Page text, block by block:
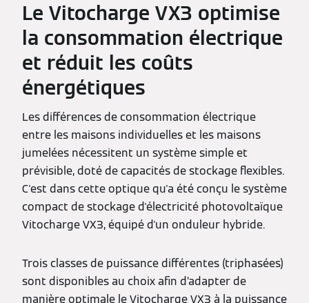
Le Vitocharge VX3 optimise
la consommation électrique
et réduit les coûts
énergétiques
Les différences de consommation électrique
entre les maisons individuelles et les maisons
jumelées nécessitent un système simple et
prévisible, doté de capacités de stockage flexibles.
C'est dans cette optique qu'a été conçu le système
compact de stockage d'électricité photovoltaïque
Vitocharge VX3, équipé d'un onduleur hybride.
Trois classes de puissance différentes (triphasées)
sont disponibles au choix afin d’adapter de
manière optimale le Vitocharge VX3 à la puissance